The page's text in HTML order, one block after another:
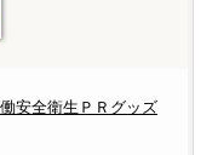
安全衛生ＰＲグッズ